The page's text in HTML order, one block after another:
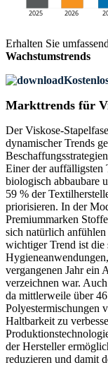
Erhalten Sie
Wachstumstrends
Markttrends für
Der Viskose-
dynamischer Trends
Einer der auffälligsten
biologisch abbaubare
59 % der
priorisieren. In der
Premiummarken
sich natürlich
wichtiger Trend ist
vergangenen Jahr ein
verzeichnen war.
da mittlerweile über
Polyestermischungen
Haltbarkeit zu
der Hersteller
reduzieren und damit